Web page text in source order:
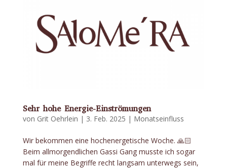
Sehr hohe Energie-Einströmungen
von Grit Oehrlein | 3. Feb. 2025 | Monatseinfluss
Wir bekommen eine hochenergetische Woche. 🙏🏻
Beim allmorgendlichen Gassi Gang musste ich sogar
mal für meine Begriffe recht langsam unterwegs sein,